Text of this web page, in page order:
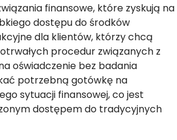
finansowe, które zyskują na
dostępu do środków
dla klientów, którzy chcą
procedur związanych z
oświadczenie bez badania
potrzebną gotówkę na
sytuacji finansowej, co jest
dostępem do tradycyjnych